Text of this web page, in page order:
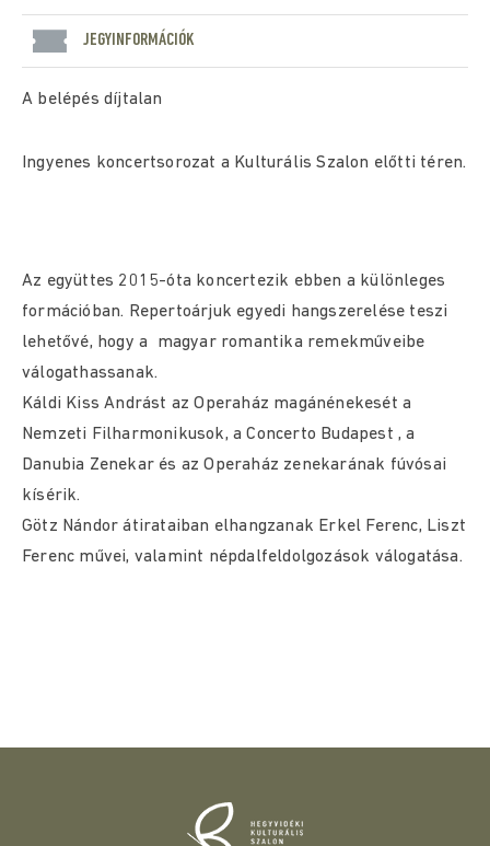
JEGYINFORMÁCIÓK
A belépés díjtalan
Ingyenes koncertsorozat a Kulturális Szalon előtti téren.
Az együttes 2015-óta koncertezik ebben a különleges
formációban. Repertoárjuk egyedi hangszerelése teszi
lehetővé, hogy a magyar romantika remekműveibe
válogathassanak.
Káldi Kiss Andrást az Operaház magánénekesét a
Nemzeti Filharmonikusok, a Concerto Budapest , a
Danubia Zenekar és az Operaház zenekarának fúvósai
kísérik.
Götz Nándor átirataiban elhangzanak Erkel Ferenc, Liszt
Ferenc művei, valamint népdalfeldolgozások válogatása.